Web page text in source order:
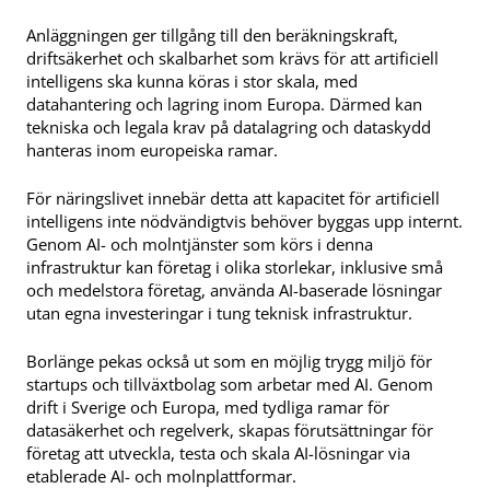
Anläggningen ger tillgång till den beräkningskraft,
driftsäkerhet och skalbarhet som krävs för att artificiell
intelligens ska kunna köras i stor skala, med
datahantering och lagring inom Europa. Därmed kan
tekniska och legala krav på datalagring och dataskydd
hanteras inom europeiska ramar.
För näringslivet innebär detta att kapacitet för artificiell
intelligens inte nödvändigtvis behöver byggas upp internt.
Genom AI- och molntjänster som körs i denna
infrastruktur kan företag i olika storlekar, inklusive små
och medelstora företag, använda AI-baserade lösningar
utan egna investeringar i tung teknisk infrastruktur.
Borlänge pekas också ut som en möjlig trygg miljö för
startups och tillväxtbolag som arbetar med AI. Genom
drift i Sverige och Europa, med tydliga ramar för
datasäkerhet och regelverk, skapas förutsättningar för
företag att utveckla, testa och skala AI-lösningar via
etablerade AI- och molnplattformar.